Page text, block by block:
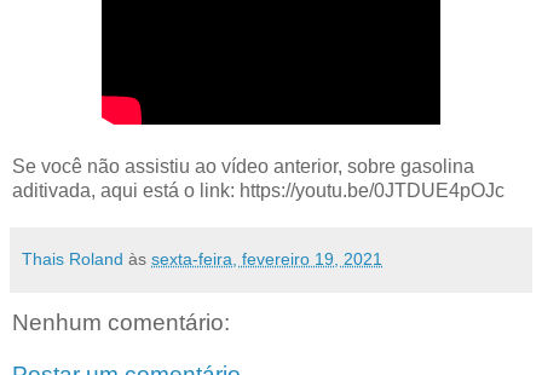
Se você não assistiu ao vídeo anterior, sobre gasolina
aditivada, aqui está o link: https://youtu.be/0JTDUE4pOJc
Thais Roland às sexta-feira, fevereiro 19, 2021
Nenhum comentário: